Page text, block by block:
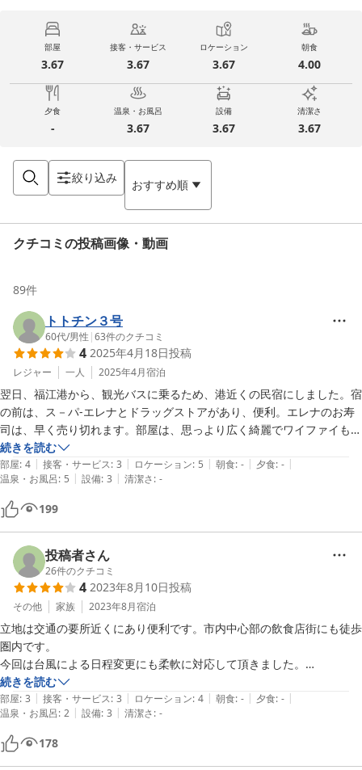
部屋
3.67
接客・サービス
3.67
ロケーション
3.67
朝食
4.00
夕食
-
温泉・お風呂
3.67
設備
3.67
清潔さ
3.67
絞り込み おすすめ順
クチコミの投稿画像・動画
89件
トトチン３号
60代/男性 |63件のクチコミ
4 2025年4月18日投稿
レジャー 一人 2025年4月宿泊
翌日、福江港から、観光バスに乗るため、港近くの民宿にしました。宿
の前は、ス－パ-エレナとドラッグストアがあり、便利。エレナのお寿
司は、早く売り切れます。部屋は、思っより広く綺麗でワイファイも良
く入り快適でした
続きを読む
部屋: 4 | 接客・サービス: 3 | ロケーション: 5 | 朝食: - | 夕食: - |
温泉・お風呂: 5 | 設備: 3 | 清潔さ: -
199
投稿者さん
26件のクチコミ
4 2023年8月10日投稿
その他 家族 2023年8月宿泊
立地は交通の要所近くにあり便利です。市内中心部の飲食店街にも徒歩
圏内です。
今回は台風による日程変更にも柔軟に対応して頂きました。
シャワーヘッドだけが不満があります。
続きを読む
部屋: 3 | 接客・サービス: 3 | ロケーション: 4 | 朝食: - | 夕食: - |
温泉・お風呂: 2 | 設備: 3 | 清潔さ: -
178